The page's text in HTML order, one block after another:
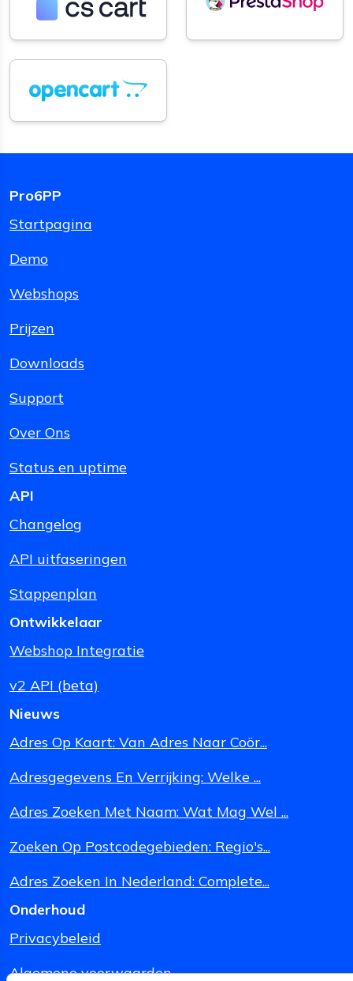
Pro6PP
Startpagina
Demo
Webshops
Prijzen
Downloads
Support
Over Ons
Status en uptime
API
Changelog
API uitfaseringen
Stappenplan
Ontwikkelaar
Webshop Integratie
v2 API (beta)
Nieuws
Adres Op Kaart: Van Adres Naar Coör...
Adresgegevens En Verrijking: Welke ...
Adres Zoeken Met Naam: Wat Mag Wel ...
Zoeken Op Postcodegebieden: Regio's...
Adres Zoeken In Nederland: Complete...
Onderhoud
Privacybeleid
Algemene voorwaarden